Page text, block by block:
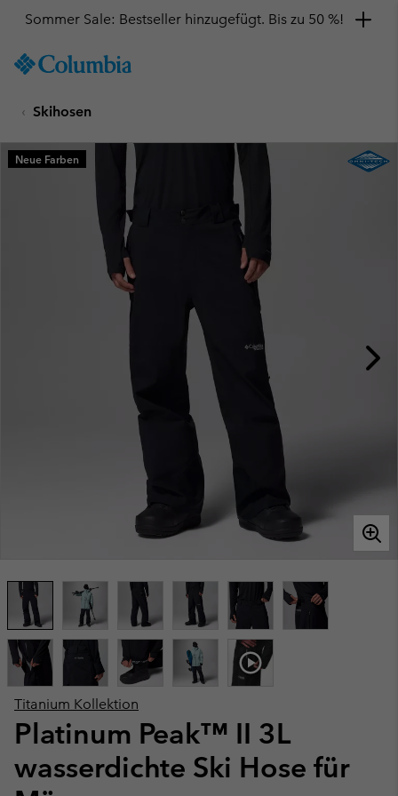
TO
SKIP
MAIN
NAV
Sommer Sale: Bestseller hinzugefügt. Bis zu 50 %!
Skihosen
Titanium Kollektion
Platinum Peak™ II 3L
wasserdichte Ski Hose für
Neue Farben